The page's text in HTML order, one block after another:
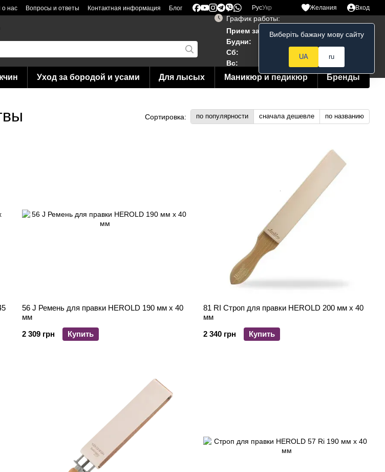
нас Вопросы и ответы Контактная информация Блог РусУкр Желания Вход
График работы:
Прием заказов 24/7
Будни:
10:00–19:00
Сб:
12:00–18:00
Вс:
Мой заказ
Уход за бородой и усами Для лысых Маникюр и педикюр Бренды
Сортировка: по популярности сначала дешевле по названию
56 J Ремень для правки HEROLD 190 мм х 40
мм
2 309 грн
Купить
81 RI Строп для правки HEROLD 200 мм х 40
мм
2 340 грн
Купить
Виберіть бажану мову сайту
UA ru